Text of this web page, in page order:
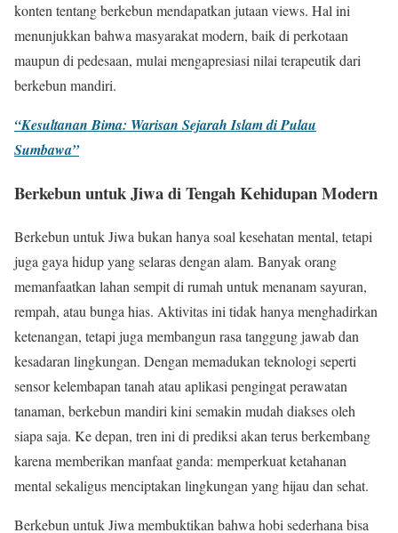
konten tentang berkebun mendapatkan jutaan views. Hal ini
menunjukkan bahwa masyarakat modern, baik di perkotaan
maupun di pedesaan, mulai mengapresiasi nilai terapeutik dari
berkebun mandiri.
“Kesultanan Bima: Warisan Sejarah Islam di Pulau
Sumbawa”
Berkebun untuk Jiwa di Tengah Kehidupan Modern
Berkebun untuk Jiwa bukan hanya soal kesehatan mental, tetapi
juga gaya hidup yang selaras dengan alam. Banyak orang
memanfaatkan lahan sempit di rumah untuk menanam sayuran,
rempah, atau bunga hias. Aktivitas ini tidak hanya menghadirkan
ketenangan, tetapi juga membangun rasa tanggung jawab dan
kesadaran lingkungan. Dengan memadukan teknologi seperti
sensor kelembapan tanah atau aplikasi pengingat perawatan
tanaman, berkebun mandiri kini semakin mudah diakses oleh
siapa saja. Ke depan, tren ini di prediksi akan terus berkembang
karena memberikan manfaat ganda: memperkuat ketahanan
mental sekaligus menciptakan lingkungan yang hijau dan sehat.
Berkebun untuk Jiwa membuktikan bahwa hobi sederhana bisa